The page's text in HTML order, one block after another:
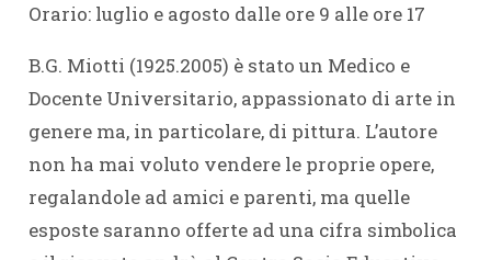
Orario: luglio e agosto dalle ore 9 alle ore 17
B.G. Miotti (1925.2005) è stato un Medico e
Docente Universitario, appassionato di arte in
genere ma, in particolare, di pittura. L’autore
non ha mai voluto vendere le proprie opere,
regalandole ad amici e parenti, ma quelle
esposte saranno offerte ad una cifra simbolica